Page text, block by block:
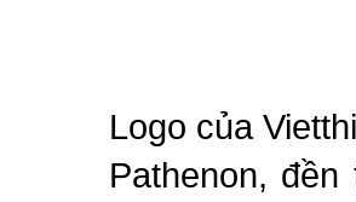
Logo của
Pathenon,